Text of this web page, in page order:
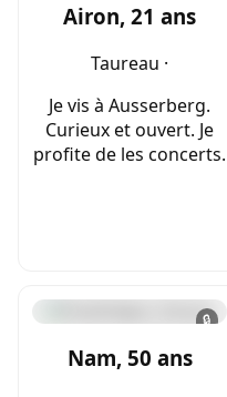
Airon, 21 ans
Taureau ·
Je vis à Ausserberg.
Curieux et ouvert. Je
profite de les concerts.
🔒
Nam, 50 ans